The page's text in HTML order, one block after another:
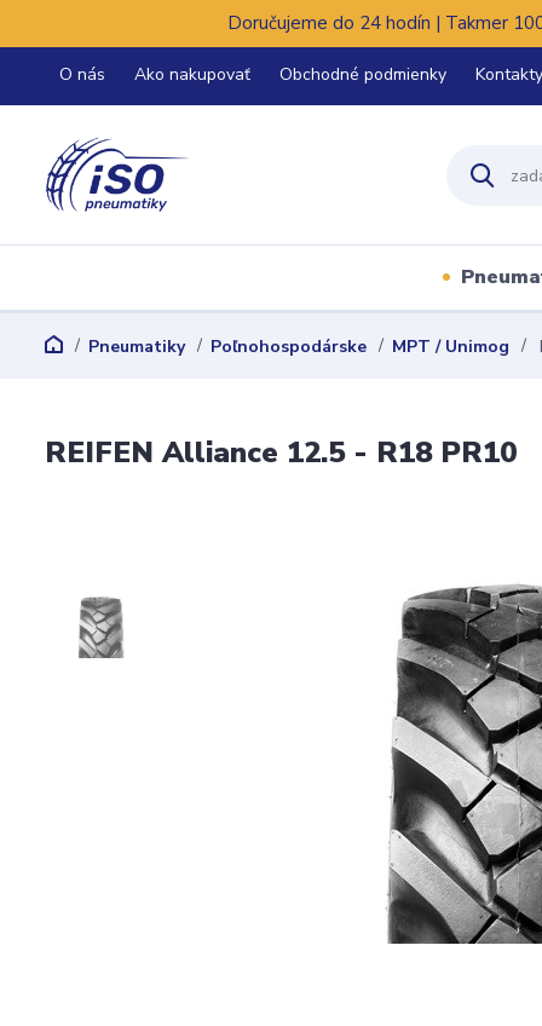
Doručujeme do 24 hodín | Takmer
O nás Ako nakupovať Obchodné podmienky Kontakty
Pneumatiky Poľnohospodárske MPT / Unimog
REIFEN Alliance 12.5 - R18 PR10